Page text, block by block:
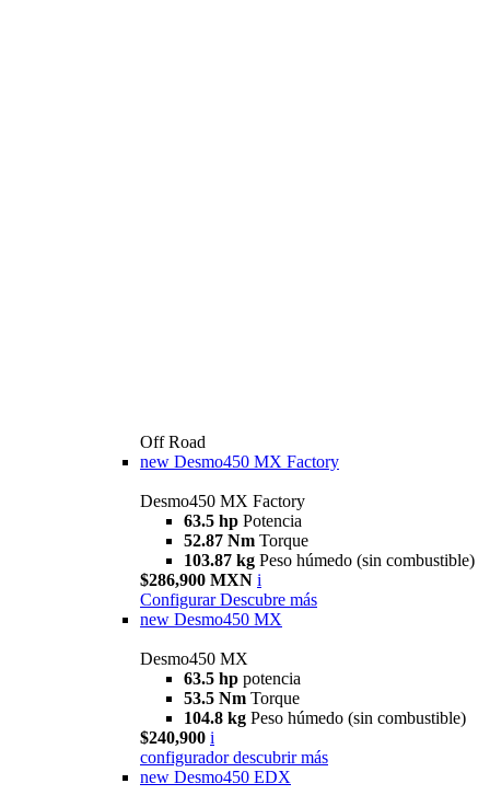
Off Road
new Desmo450 MX Factory
Desmo450 MX Factory
63.5 hp Potencia
52.87 Nm Torque
103.87 kg Peso húmedo (sin combustible)
$286,900 MXN i
Configurar Descubre más
new Desmo450 MX
Desmo450 MX
63.5 hp potencia
53.5 Nm Torque
104.8 kg Peso húmedo (sin combustible)
$240,900 i
configurador descubrir más
new Desmo450 EDX